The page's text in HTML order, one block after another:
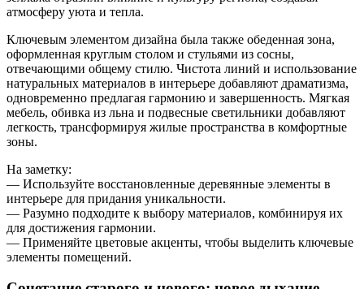
атмосферу уюта и тепла.
Ключевым элементом дизайна была также обеденная зона,
оформленная круглым столом и стульями из сосны,
отвечающими общему стилю. Чистота линий и использование
натуральных материалов в интерьере добавляют драматизма,
одновременно предлагая гармонию и завершенность. Мягкая
мебель, обивка из льна и подвесные светильники добавляют
легкость, трансформируя жилые пространства в комфортные
зоны.
На заметку:
— Используйте восстановленные деревянные элементы в
интерьере для придания уникальности.
— Разумно подходите к выбору материалов, комбинируя их
для достижения гармонии.
— Применяйте цветовые акценты, чтобы выделить ключевые
элементы помещений.